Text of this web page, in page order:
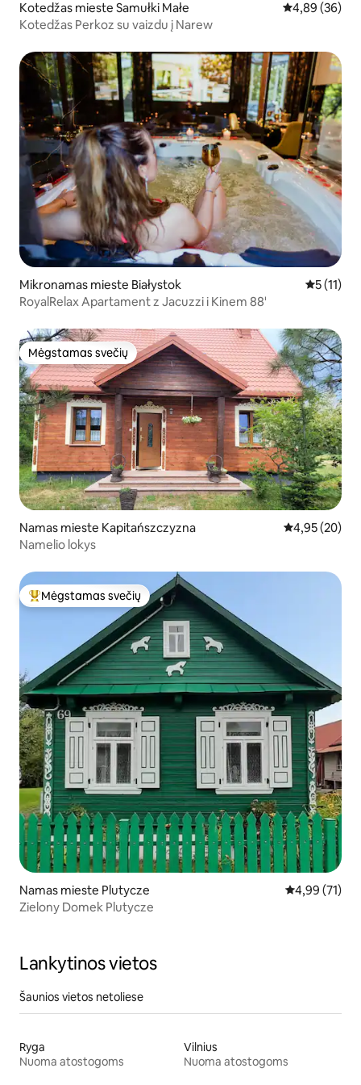
Kotedžas mieste Samułki Małe Vidutinis
4,89 (36)
Kotedžas Perkoz su vaizdu į Narew
Mikronamas mieste Białystok Vidutinis
5 (11)
RoyalRelax Apartament z Jacuzzi i Kinem 88'
Mėgstamas svečių
Mėgstamas svečių
Namas mieste Kapitańszczyzna Vidutinis
4,95 (20)
Namelio lokys
Svečių mėgstamiausias
Mėgstamas svečių
Namas mieste Plutycze Vidutinis
4,99 (71)
Zielony Domek Plutycze
Lankytinos vietos
Šaunios vietos netoliese
Ryga
Nuoma atostogoms
Vilnius
Nuoma atostogoms